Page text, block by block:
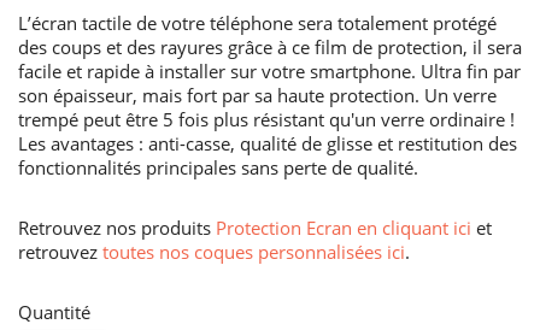
L’écran tactile de votre téléphone sera totalement protégé
des coups et des rayures grâce à ce film de protection, il sera
facile et rapide à installer sur votre smartphone. Ultra fin par
son épaisseur, mais fort par sa haute protection. Un verre
trempé peut être 5 fois plus résistant qu'un verre ordinaire !
Les avantages : anti-casse, qualité de glisse et restitution des
fonctionnalités principales sans perte de qualité.
Retrouvez nos produits Protection Ecran en cliquant ici et
retrouvez toutes nos coques personnalisées ici.
Quantité